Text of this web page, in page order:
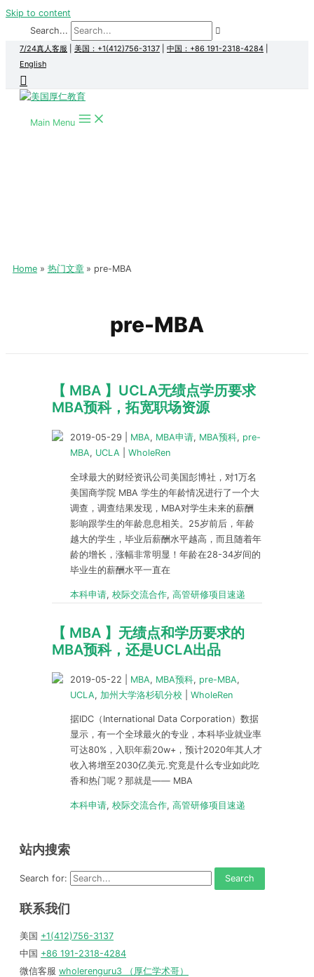
Skip to content
Search...
7/24真人客服 美国：+1(412)756-3137 中国：+86 191-2318-4284
English
Main Menu
Home 热门文章 pre-MBA
pre-MBA
【 MBA 】UCLA无绩点学历要求
MBA预科，拓宽职场资源
2019-05-29 MBA, MBA申请, MBA预科, pre-
MBA, UCLA WholeRen
全球最大的财经资讯公司美国彭博社，对1万名
美国商学院 MBA 学生的年龄情况进行了一个大
调查，调查结果发现，MBA对学生未来的薪酬
影响跟学生的年龄息息相关。25岁前后，年龄
越大的学生，毕业后薪酬水平越高，而且随着年
龄的增长，涨幅非常明显！年龄在28-34岁间的
毕业生的薪酬水平一直在
本科申请, 校际交流合作, 高管研修项目速递
【 MBA 】无绩点和学历要求的
MBA预科，还是UCLA出品
2019-05-22 MBA, MBA预科, pre-MBA,
UCLA, 加州大学洛杉矶分校 WholeRen
据IDC（International Data Corporation）数据
显示，有一个全球最火的专业，本科毕业就业率
可达80%，入职年薪20w+，预计2020年其人才
收入将增至2030亿美元.究竟是什么专业如此吃
香和热门呢？那就是—— MBA
本科申请, 校际交流合作, 高管研修项目速递
站内搜索
Search for:
联系我们
美国 +1(412)756-3137
中国 +86 191-2318-4284
微信客服 wholerenguru3 （厚仁学术哥）